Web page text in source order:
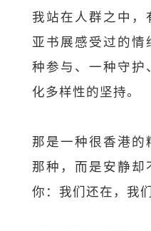
我站在人群之中，
亚书展感受过的情
种参与、一种守护
化多样性的坚持。
那是一种很香港的
那种，而是安静却
你：我们还在，我